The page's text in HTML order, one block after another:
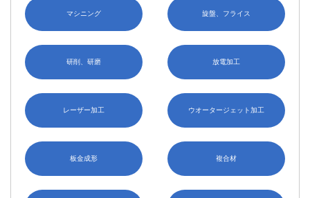
マシニング 旋盤、フライス
研削、研磨 放電加工
レーザー加工 ウオータージェット加工
板金成形 複合材